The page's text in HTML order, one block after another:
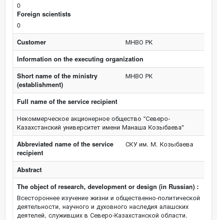
0
Foreign scientists
0
Customer
МНВО РК
Information on the executing organization
Short name of the ministry
(establishment)
МНВО РК
Full name of the service recipient
Некоммерческое акционерное общество "Северо-
Казахстанский университет имени Манаша Козыбаева"
Abbreviated name of the service
recipient
СКУ им. М. Козыбаева
Abstract
The object of research, development or design (in Russian) :
Всестороннее изучение жизни и общественно-политической
деятельности, научного и духовного наследия алашских
деятелей, служивших в Северо-Казахстанской области.